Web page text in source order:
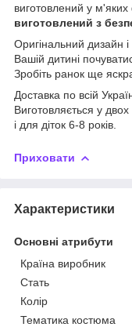
виготовлений у м'яких
виготовлений з
Оригінальний дизайн і
Вашій дитині
Зробіть ранок ще
Доставка по всій
Виготовляється у
і для діток 6-8 років.
Приховати
Характеристики
Основні атрибути
Країна виробник
Стать
Колір
Тематика костюма